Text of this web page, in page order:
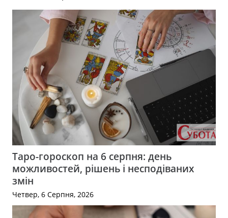
Таро-гороскоп на 6 серпня: день
можливостей, рішень і несподіваних
змін
Четвер, 6 Серпня, 2026